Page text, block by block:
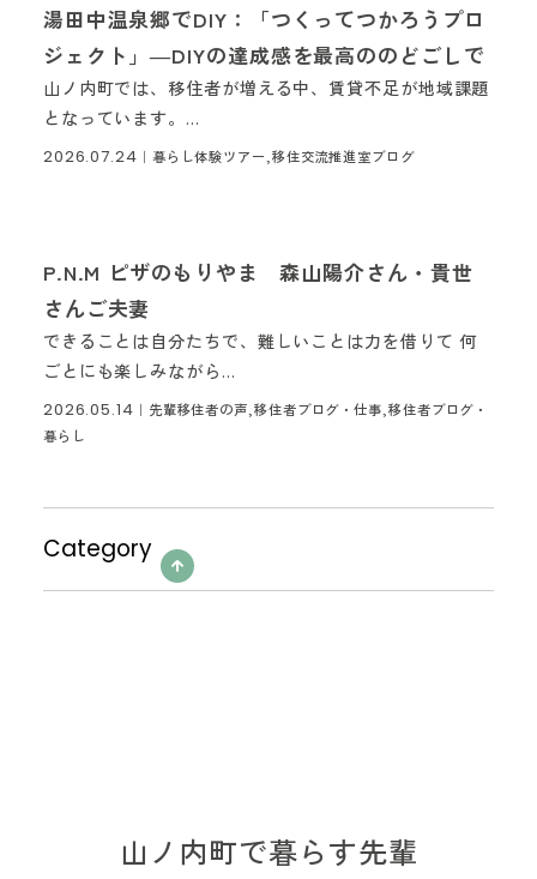
湯田中温泉郷でDIY：「つくってつかろうプロ
ジェクト」―DIYの達成感を最高ののどごしで
山ノ内町では、移住者が増える中、賃貸不足が地域課題
となっています。...
2026.07.24 ｜ 暮らし体験ツアー,移住交流推進室ブログ
P.N.M ピザのもりやま 森山陽介さん・貴世
さんご夫妻
できることは自分たちで、難しいことは力を借りて 何
ごとにも楽しみながら...
2026.05.14 ｜ 先輩移住者の声,移住者ブログ・仕事,移住者ブログ・
暮らし
Category
山ノ内町で暮らす先輩